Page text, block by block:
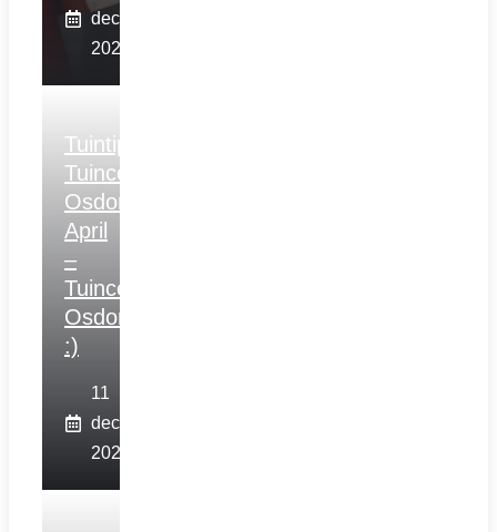
december
2025
Tuintips
Tuincentrum
Osdorp
April
–
Tuincentrum
Osdorp
:)
11
december
2025